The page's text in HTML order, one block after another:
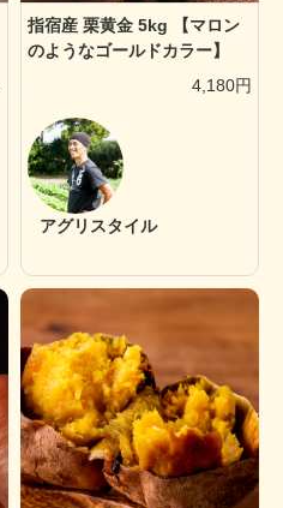
指宿産 栗黄金 5kg 【マロン
のようなゴールドカラー】
4,180円
アグリスタイル